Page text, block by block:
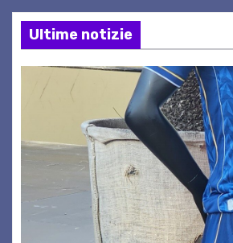
Ultime notizie